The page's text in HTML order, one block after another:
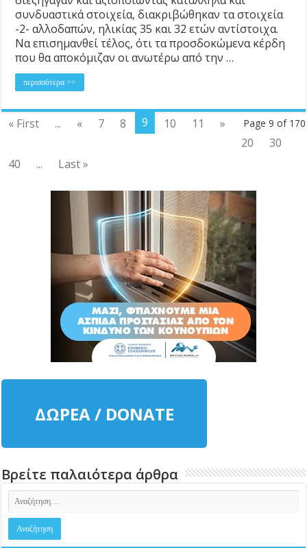
συνδυαστικά στοιχεία, διακριβώθηκαν τα στοιχεία
-2- αλλοδαπών, ηλικίας 35 και 32 ετών αντίστοιχα.
Να επισημανθεί τέλος, ότι τα προσδοκώμενα κέρδη
που θα αποκόμιζαν οι ανωτέρω από την …
περισσότερα >>
Page 9 of 170
« First ... « 7 8 9 10 11
»
20
30
40
... Last »
ΔΩΡΕΑ / DONATE
Βρείτε παλαιότερα άρθρα